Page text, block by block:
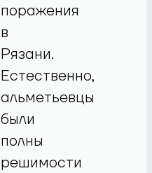
поражения
в
Рязани.
Естественно,
альметьевцы
были
полны
решимости